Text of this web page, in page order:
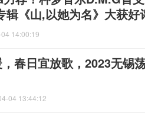
辑《山,以她为名》大获好
14:00:19
春日宜放歌，2023无锡
04 13:44:12